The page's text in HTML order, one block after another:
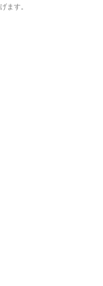
ます。